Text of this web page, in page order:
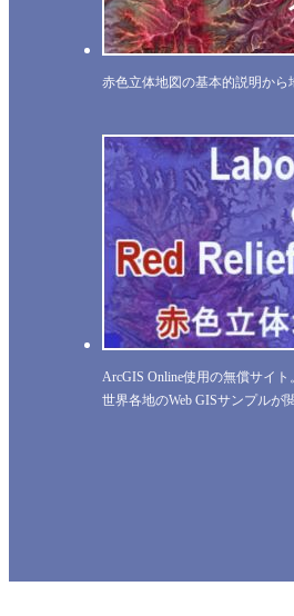
赤色立体地図の基本的説明か
ArcGIS Online使用の無償サイト。
世界各地のWeb GISサンプルが